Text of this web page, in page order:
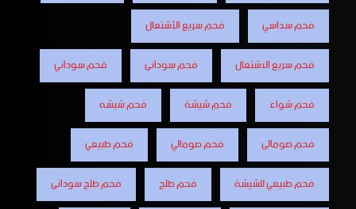
فحم سداسي
فحم سريع الأشتعال
فحم سريع الاشتعال
فحم سودانى
فحم سوداني
فحم شواء
فحم شيشة
فحم شيشه
فحم صومالى
فحم صومالي
فحم طبيعي
فحم طبيعي للشيشة
فحم طلح
فحم طلح سودانى